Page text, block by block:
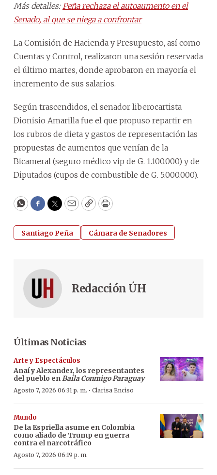
Más detalles: Peña rechaza el autoaumento en el
Senado, al que se niega a confrontar
La Comisión de Hacienda y Presupuesto, así como
Cuentas y Control, realizaron una sesión reservada
el último martes, donde aprobaron en mayoría el
incremento de sus salarios.
Según trascendidos, el senador liberocartista
Dionisio Amarilla fue el que propuso repartir en
los rubros de dieta y gastos de representación las
propuestas de aumentos que venían de la
Bicameral (seguro médico vip de G. 1.100.000) y de
Diputados (cupos de combustible de G. 5.000.000).
WhatsApp
Facebook
Twitter
EmailCopyPrint
Santiago Peña Cámara de Senadores
Redacción ÚH
Últimas Noticias
Arte y Espectáculos
Anaí y Alexander, los representantes
del pueblo enBaila Conmigo Paraguay
Agosto 7, 2026 06:31 p. m. · Clarisa Enciso
Mundo
De la Espriella asume en Colombia
como aliado de Trump en guerra
contra el narcotráfico
Agosto 7, 2026 06:19 p. m.